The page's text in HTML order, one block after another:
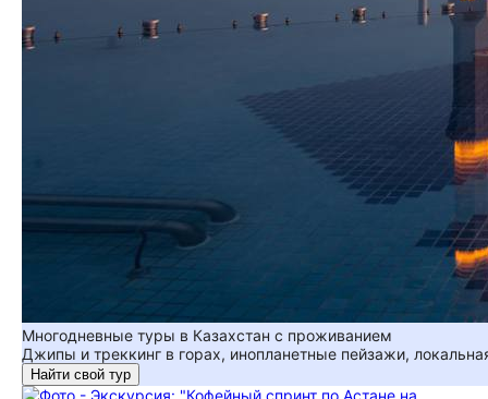
Многодневные туры в Казахстан с проживанием
Джипы и треккинг в горах, инопланетные пейзажи,
Найти свой тур